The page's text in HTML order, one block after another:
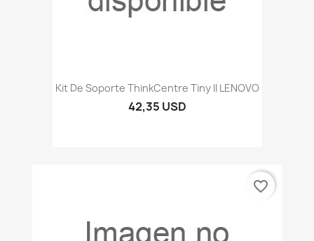
Kit De Soporte ThinkCentre Tiny II LENOVO
42,35 USD
favorite_border